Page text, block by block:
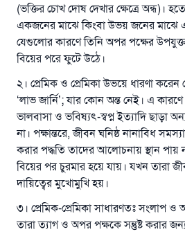
(ভক্তির চোখ দোষ দেখার ক্ষেত্রে অন্ধ)।
একজনের মাঝে কিংবা উভয় জনের মাঝে
যেগুলোর কারণে তিনি অপর পক্ষের
বিয়ের পরে ফুটে উঠে।
২। প্রেমিক ও প্রেমিকা উভয়ে ধারণা
‘লাভ জার্নি’; যার কোন অন্ত নেই। এ
ভালবাসা ও ভবিষ্যৎ-স্বপ্ন ইত্যাদি ছাড়া
না। পক্ষান্তরে, জীবন ঘনিষ্ঠ নানাবিধ
করার পদ্ধতি তাদের আলোচনায় স্থান পায়
বিয়ের পর চুরমার হয়ে যায়। যখন তারা
দায়িত্বের মুখোমুখি হয়।
৩। প্রেমিক-প্রেমিকা সাধারণতঃ সংলাপ
তারা ত্যাগ ও অপর পক্ষকে সন্তুষ্ট করার